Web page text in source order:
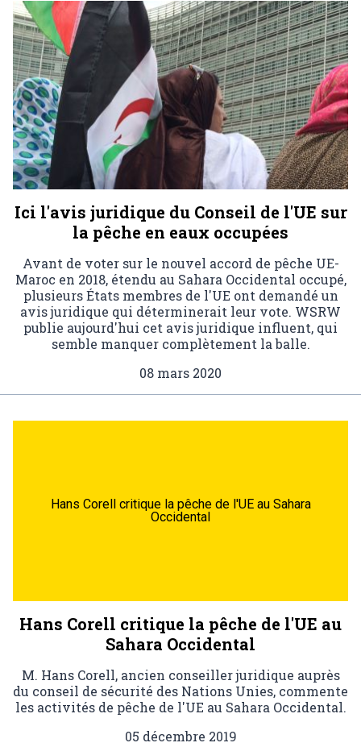
Ici l'avis juridique du Conseil de l'UE sur
la pêche en eaux occupées
Avant de voter sur le nouvel accord de pêche UE-
Maroc en 2018, étendu au Sahara Occidental occupé,
plusieurs États membres de l'UE ont demandé un
avis juridique qui déterminerait leur vote. WSRW
publie aujourd'hui cet avis juridique influent, qui
semble manquer complètement la balle.
08 mars 2020
Hans Corell critique la pêche de l'UE au Sahara
Occidental
Hans Corell critique la pêche de l'UE au
Sahara Occidental
M. Hans Corell, ancien conseiller juridique auprès
du conseil de sécurité des Nations Unies, commente
les activités de pêche de l'UE au Sahara Occidental.
05 décembre 2019